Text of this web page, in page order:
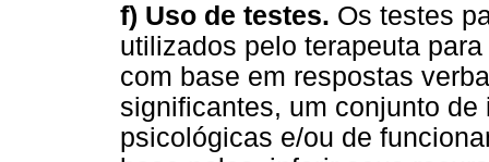
f) Uso de testes. Os testes
utilizados pelo terapeuta
com base em respostas
significantes, um conjunto
psicológicas e/ou de